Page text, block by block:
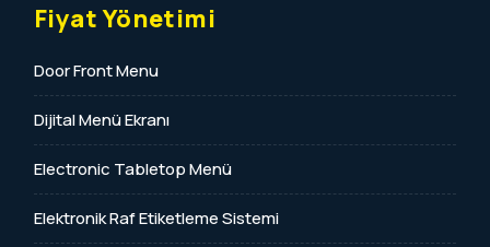
Fiyat Yönetimi
Door Front Menu
Dijital Menü Ekranı
Electronic Tabletop Menü
Elektronik Raf Etiketleme Sistemi